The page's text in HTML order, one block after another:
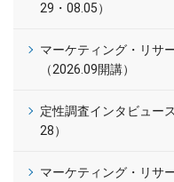
29・08.05）
マーケティング・リサ
（2026.09開講）
定性調査インタビュー
28）
マーケティング・リサ